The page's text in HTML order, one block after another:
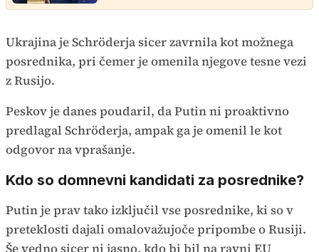
Ukrajina je Schröderja sicer zavrnila kot možnega
posrednika, pri čemer je omenila njegove tesne vezi
z Rusijo.
Peskov je danes poudaril, da Putin ni proaktivno
predlagal Schröderja, ampak ga je omenil le kot
odgovor na vprašanje.
Kdo so domnevni kandidati za posrednike?
Putin je prav tako izključil vse posrednike, ki so v
preteklosti dajali omalovažujoče pripombe o Rusiji.
Še vedno sicer ni jasno, kdo bi bil na ravni EU